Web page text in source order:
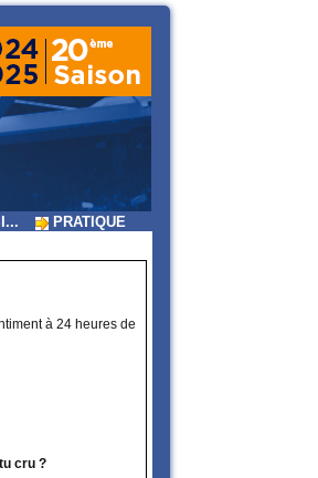
PRATIQUE
à 24 heures de
cru ?